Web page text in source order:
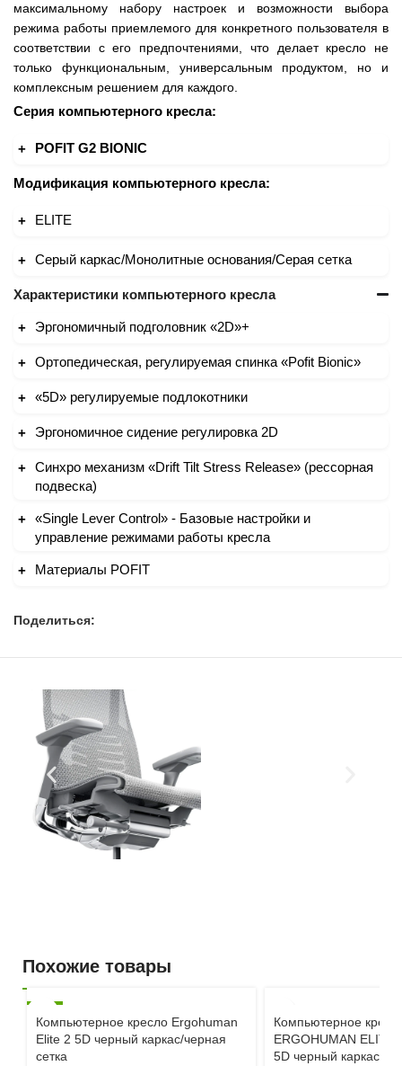
максимальному набору настроек и возможности выбора
режима работы приемлемого для конкретного пользователя в
соответствии с его предпочтениями, что делает кресло не
только функциональным, универсальным продуктом, но и
комплексным решением для каждого.
Серия компьютерного кресла:
POFIT G2 BIONIC
Модификация компьютерного кресла:
ELITE
Серый каркас/Монолитные основания/Серая сетка
Характеристики компьютерного кресла
Эргономичный подголовник «2D»+
Ортопедическая, регулируемая спинка «Pofit Bionic»
«5D» регулируемые подлокотники
Эргономичное сидение регулировка 2D
Синхро механизм «Drift Tilt Stress Release» (рессорная
подвеска)
«Single Lever Control» - Базовые настройки и
управление режимами работы кресла
Материалы POFIT
Поделиться:
Похожие товары
Компьютерное кресло Ergohuman
Elite 2 5D черный каркас/черная
сетка
Компьютерное
ERGOHUMAN ELITE
5D черный каркас/